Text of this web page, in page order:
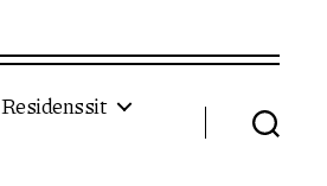
Residenssit
Haku